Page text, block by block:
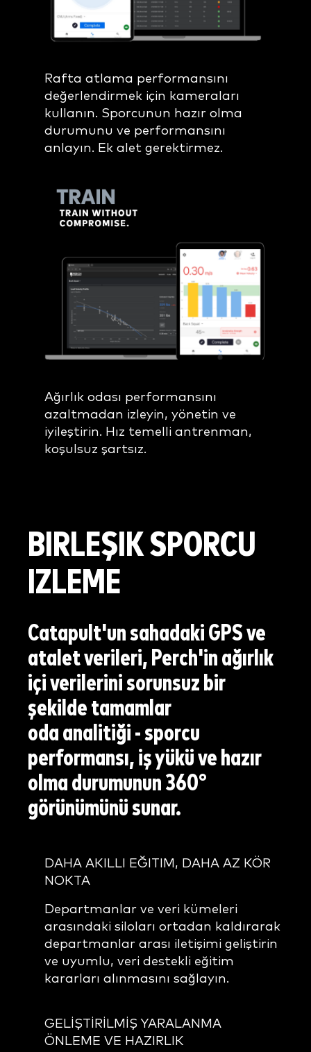
Rafta atlama performansını
değerlendirmek için kameraları
kullanın. Sporcunun hazır olma
durumunu ve performansını
anlayın. Ek alet gerektirmez.
Ağırlık odası performansını
azaltmadan izleyin, yönetin ve
iyileştirin. Hız temelli antrenman,
koşulsuz şartsız.
BIRLEŞIKSPORCU
IZLEME
Catapult'un sahadaki GPS ve
atalet verileri, Perch'in ağırlık
içi verilerini sorunsuz bir
şekilde tamamlar
oda analitiği - sporcu
performansı, iş yükü ve hazır
olma durumunun 360°
görünümünü sunar.
DAHA AKILLI EĞITIM, DAHA AZ KÖR
NOKTA
Departmanlar ve veri kümeleri
arasındaki siloları ortadan kaldırarak
departmanlar arası iletişimi geliştirin
ve uyumlu, veri destekli eğitim
kararları alınmasını sağlayın.
GELİŞTİRİLMİŞ YARALANMA
ÖNLEME VE HAZIRLIK